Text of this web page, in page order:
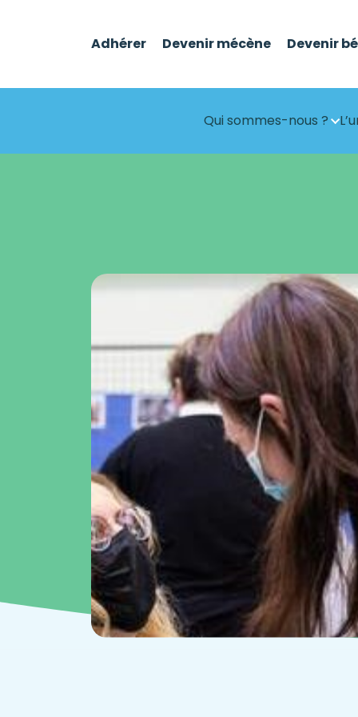
Adhérer Devenir mécène Devenir
Qui sommes-nous ?